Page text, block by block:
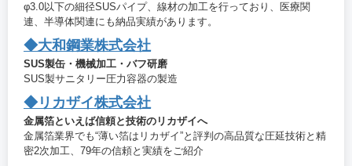
φ3.0以下の細径SUSパイプ、線材の加工を行っており、医療関
連、半導体関連にも納品実績があります。
◆大和鋼業株式会社
SUS製缶・機械加工・バフ研磨
SUS製サニタリー圧力容器の製造
◆リカザイ株式会社
金属箔といえば信頼と技術のリカザイへ
金属箔業界でも“薄い箔はリカザイ”と評判の高品質な圧延技術と精
密2次加工、79年の信頼と実績をご紹介